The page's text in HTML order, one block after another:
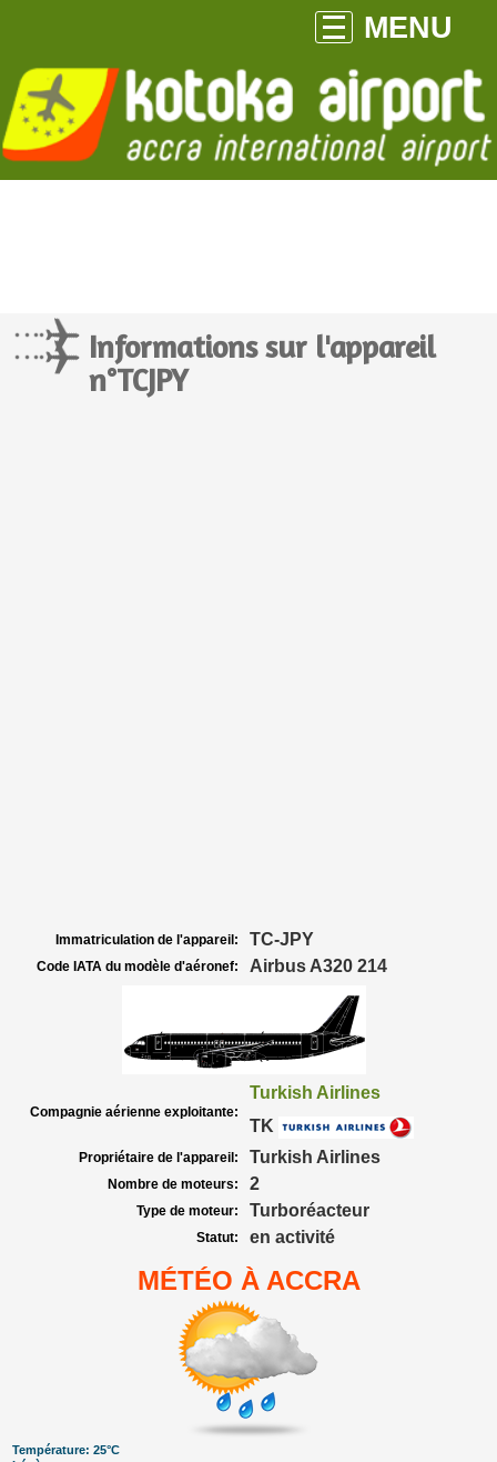
MENU
Informations sur l'appareil
n°TCJPY
Immatriculation de l'appareil: TC-JPY
Code IATA du modèle d'aéronef: Airbus A320 214
Compagnie aérienne exploitante:
Turkish Airlines
TK
Propriétaire de l'appareil: Turkish Airlines
Nombre de moteurs: 2
Type de moteur: Turboréacteur
Statut: en activité
MÉTÉO À ACCRA
Température: 25°C